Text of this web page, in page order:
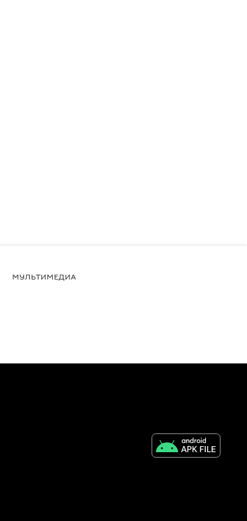
МУЛЬТИМЕДИА